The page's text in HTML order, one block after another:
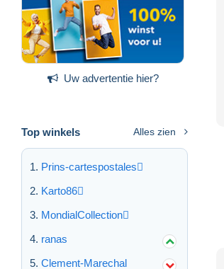
Uw advertentie hier?
Top winkels Alles zien
Prins-cartespostales
Karto86
MondialCollection
ranas
Clement-Marechal